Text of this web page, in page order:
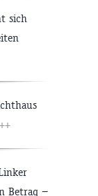
sich
Betrag −